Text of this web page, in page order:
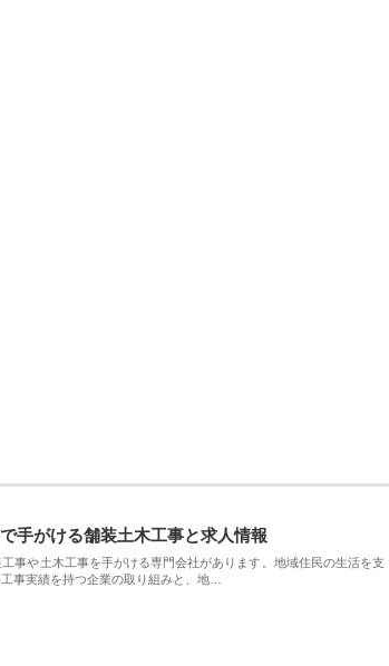
手がける舗装土木工事と求人情報
事や土木工事を手がける専門会社があります。地域住民の生活を支
事実績を持つ企業の取り組みと、地…